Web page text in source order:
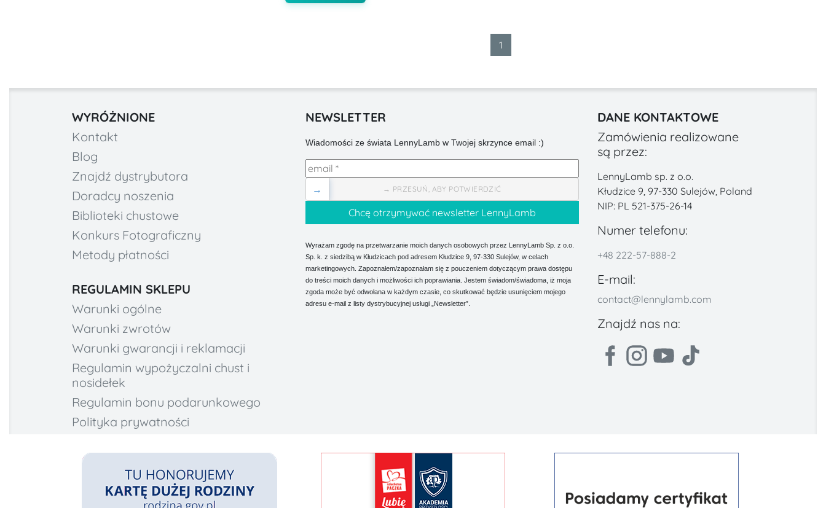
1
WYRÓŻNIONE
Kontakt
Blog
Znajdź dystrybutora
Doradcy noszenia
Biblioteki chustowe
Konkurs Fotograficzny
Metody płatności
REGULAMIN SKLEPU
Warunki ogólne
Warunki zwrotów
Warunki gwarancji i reklamacji
Regulamin wypożyczalni chust i
nosidełek
Regulamin bonu podarunkowego
Polityka prywatności
NEWSLETTER
Wiadomości ze świata LennyLamb w Twojej skrzynce email :)
→ PRZESUŃ, ABY POTWIERDZIĆ
→
Wyrażam zgodę na przetwarzanie moich danych osobowych przez LennyLamb Sp. z o.o.
Sp. k. z siedzibą w Kłudzicach pod adresem Kłudzice 9, 97-330 Sulejów, w celach
marketingowych. Zapoznałem/zapoznałam się z pouczeniem dotyczącym prawa dostępu
do treści moich danych i możliwości ich poprawiania. Jestem świadom/świadoma, iż moja
zgoda może być odwołana w każdym czasie, co skutkować będzie usunięciem mojego
adresu e-mail z listy dystrybucyjnej usługi „Newsletter”.
DANE KONTAKTOWE
Zamówienia realizowane
są przez:
LennyLamb sp. z o.o.
Kłudzice 9, 97-330 Sulejów, Poland
NIP: PL 521-375-26-14
Numer telefonu:
+48 222-57-888-2
E-mail:
contact@lennylamb.com
Znajdź nas na: